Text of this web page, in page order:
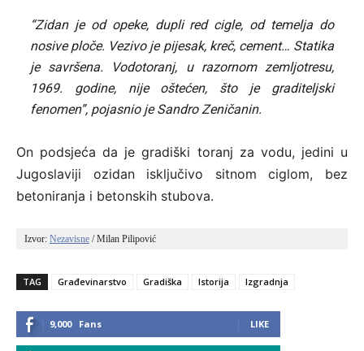
“Zidan je od opeke, dupli red cigle, od temelja do
nosive ploče. Vezivo je pijesak, kreč, cement… Statika
je savršena. Vodotoranj, u razornom zemljotresu,
1969. godine, nije oštećen, što je graditeljski
fenomen”, pojasnio je Sandro Zeničanin.
On podsjeća da je gradiški toranj za vodu, jedini u
Jugoslaviji ozidan isključivo sitnom ciglom, bez
betoniranja i betonskih stubova.
Izvor: Nezavisne / Milan Pilipović
TAG Građevinarstvo Gradiška Istorija Izgradnja
9,000 Fans LIKE